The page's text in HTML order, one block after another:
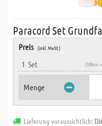
Paracord Set
Preis (inkl. MwSt.)
1 Set (100cm
Menge
Lieferung voraussichtlich: